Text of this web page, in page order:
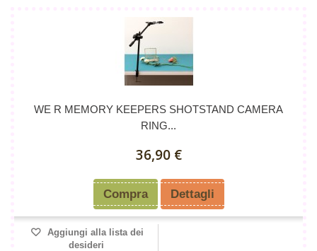
WE R MEMORY KEEPERS SHOTSTAND CAMERA
RING...
36,90 €
Compra Dettagli
Aggiungi alla lista dei
desideri